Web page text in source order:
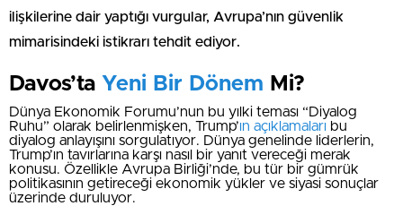
ilişkilerine dair yaptığı vurgular, Avrupa’nın güvenlik
mimarisindeki istikrarı tehdit ediyor.
Davos’ta Yeni Bir Dönem Mi?
Dünya Ekonomik Forumu’nun bu yılki teması “Diyalog
Ruhu” olarak belirlenmişken, Trump’ın açıklamaları bu
diyalog anlayışını sorgulatıyor. Dünya genelinde liderlerin,
Trump’ın tavırlarına karşı nasıl bir yanıt vereceği merak
konusu. Özellikle Avrupa Birliği’nde, bu tür bir gümrük
politikasının getireceği ekonomik yükler ve siyasi sonuçlar
üzerinde duruluyor.